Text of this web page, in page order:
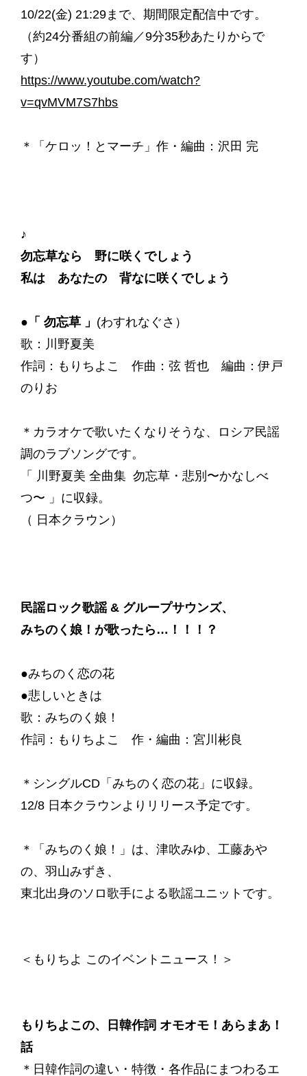
10/22(金) 21:29まで、期間限定配信中です。
（約24分番組の前編／9分35秒あたりからで
す）
https://www.youtube.com/watch?
v=qvMVM7S7hbs
＊「ケロッ！とマーチ」作・編曲：沢田 完
♪
勿忘草なら 野に咲くでしょう
私は あなたの 背なに咲くでしょう
●「 勿忘草 」 (わすれなぐさ）
歌：川野夏美
‬作詞：もりちよこ 作曲：弦 哲也 編曲：伊戸
のりお
＊カラオケで歌いたくなりそうな、ロシア民謡
調のラブソングです。
「 川野夏美 全曲集 勿忘草・悲別〜かなしべ
つ〜 」に収録。
（ 日本クラウン）
民謡ロック歌謡 & グループサウンズ、
みちのく娘！が歌ったら…！！！？
●みちのく恋の花
●悲しいときは
歌：みちのく娘！
作詞：もりちよこ 作・編曲：宮川彬良
＊シングルCD「みちのく恋の花」に収録。
12/8 日本クラウンよりリリース予定です。
＊「みちのく娘！」は、津吹みゆ、工藤あや
の、羽山みずき、
東北出身のソロ歌手による歌謡ユニットです。
＜もりちよ このイベントニュース！＞
もりちよこの、日韓作詞 オモオモ！あらまあ！
話
＊日韓作詞の違い・特徴・各作品にまつわるエ